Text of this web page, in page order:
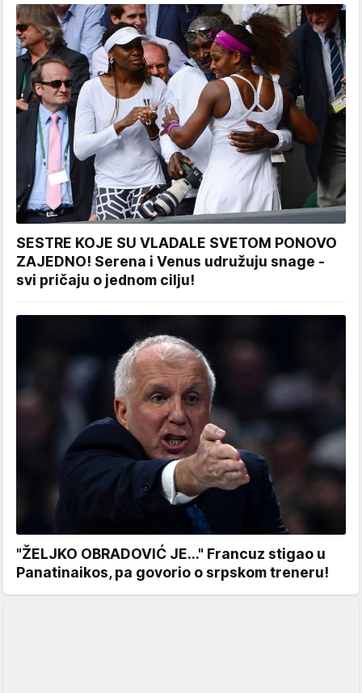
SESTRE KOJE SU VLADALE SVETOM PONOVO
ZAJEDNO! Serena i Venus udružuju snage -
svi pričaju o jednom cilju!
"ŽELJKO OBRADOVIĆ JE..." Francuz stigao u
Panatinaikos, pa govorio o srpskom treneru!